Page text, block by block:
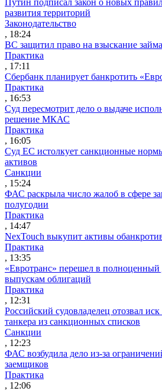
развития территорий
Законодательство
, 18:24
ВС защитил право на взыскание
Практика
, 17:11
Сбербанк планирует банкротить
Практика
, 16:53
Суд пересмотрит дело о выдаче
решение МКАС
Практика
, 16:05
Суд ЕС истолкует санкционные
активов
Санкции
, 15:24
ФАС раскрыла число жалоб в сфере
полугодии
Практика
, 14:47
NexTouch выкупит активы
Практика
, 13:35
«Евротранс» перешел в полноценный
выпускам облигаций
Практика
, 12:31
Российский судовладелец отозвал
танкера из санкционных списков
Санкции
, 12:23
ФАС возбудила дело из-за
заемщиков
Практика
, 12:06